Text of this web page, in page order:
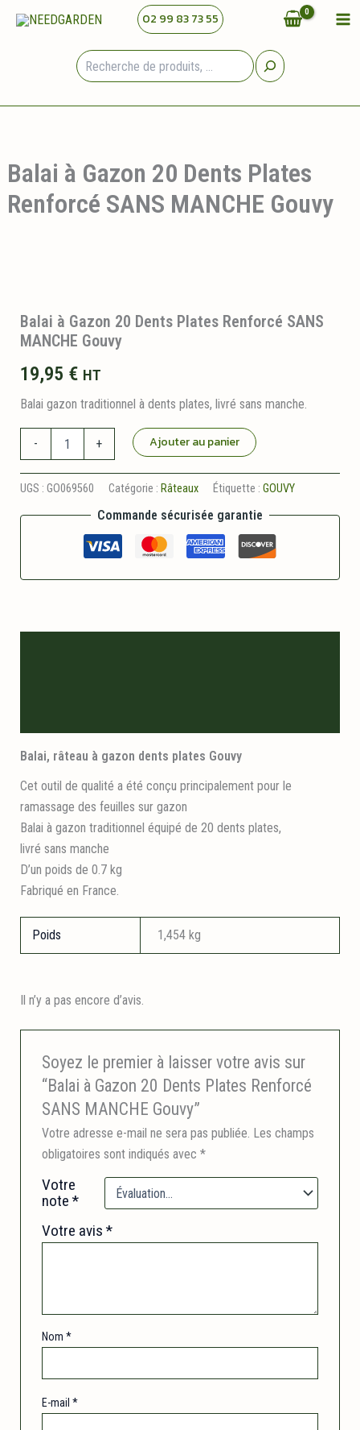
02 99 83 73 55
Balai à Gazon 20 Dents Plates
Renforcé SANS MANCHE Gouvy
Balai à Gazon 20 Dents Plates Renforcé SANS
MANCHE Gouvy
19,95 € HT
Balai gazon traditionnel à dents plates, livré sans manche.
-
à
20
SANS
+ Ajouter au panier
UGS : GO069560 Catégorie : Râteaux Étiquette : GOUVY
Commande sécurisée garantie
Balai, râteau à gazon dents plates Gouvy
Cet outil de qualité a été conçu principalement pour le
ramassage des feuilles sur gazon
Balai à gazon traditionnel équipé de 20 dents plates,
livré sans manche
D’un poids de 0.7 kg
Fabriqué en France.
Poids 1,454 kg
Il n’y a pas encore d’avis.
Soyez le premier à laisser votre avis sur
“Balai à Gazon 20 Dents Plates Renforcé
SANS MANCHE Gouvy”
Votre adresse e-mail ne sera pas publiée. Les champs
obligatoires sont indiqués avec*
Votre
note*
Votre avis*
Nom*
E-mail*